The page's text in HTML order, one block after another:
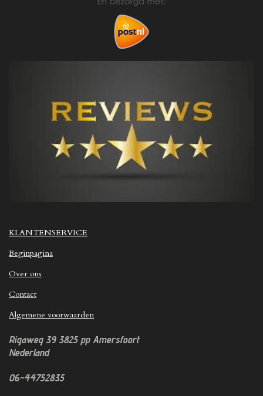
KLANTENSERVICE
Beginpagina
Over ons
Contact
Algemene voorwaarden
Rigaweg 39 3825 pp Amersfoort
Nederland
06-44752835